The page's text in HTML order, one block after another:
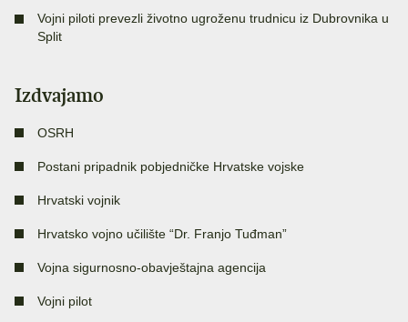
Vojni piloti prevezli životno ugroženu trudnicu iz Dubrovnika u
Split
Izdvajamo
OSRH
Postani pripadnik pobjedničke Hrvatske vojske
Hrvatski vojnik
Hrvatsko vojno učilište “Dr. Franjo Tuđman”
Vojna sigurnosno-obavještajna agencija
Vojni pilot